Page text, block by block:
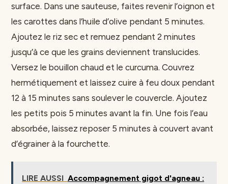
surface. Dans une sauteuse, faites revenir l’oignon et
les carottes dans l’huile d’olive pendant 5 minutes.
Ajoutez le riz sec et remuez pendant 2 minutes
jusqu’à ce que les grains deviennent translucides.
Versez le bouillon chaud et le curcuma. Couvrez
hermétiquement et laissez cuire à feu doux pendant
12 à 15 minutes sans soulever le couvercle. Ajoutez
les petits pois 5 minutes avant la fin. Une fois l’eau
absorbée, laissez reposer 5 minutes à couvert avant
d’égrainer à la fourchette.
LIRE AUSSI Accompagnement gigot d'agneau :